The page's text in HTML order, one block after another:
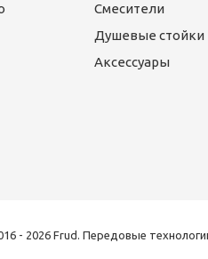
Смесители
Душевые стойки
Аксессуары
- 2026 Frud. Передовые